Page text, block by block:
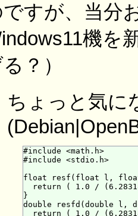
すが、当分
機を
？）
ちょっと気に
#include <math.h>
#include <stdio.h>
float resf(float l,
return ( 1.0 /
}
double resfd(double l,
return ( 1.0 /